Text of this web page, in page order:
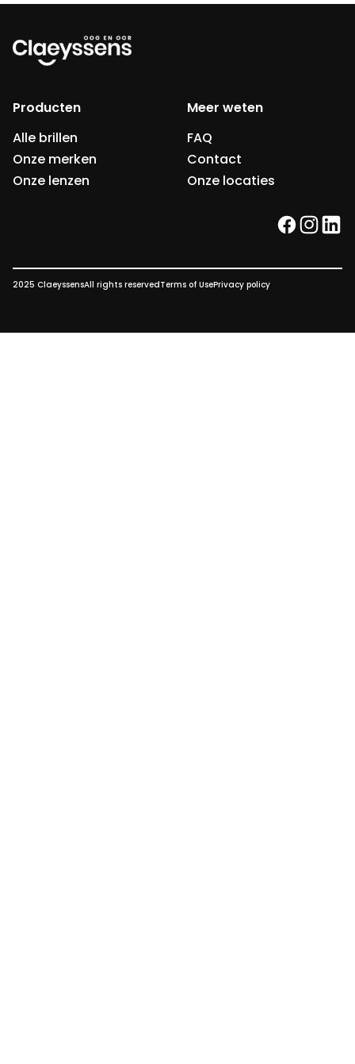
Producten
Alle brillen
Onze merken
Onze lenzen
Meer weten
FAQ
Contact
Onze locaties
facebook
2025 ClaeyssensAll rights reservedTerms of UsePrivacy policy